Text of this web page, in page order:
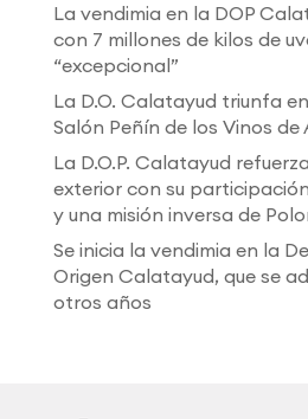
La vendimia en la DOP
con 7 millones de kilos de
“excepcional”
La D.O. Calatayud triunfa
Salón Peñín de los Vinos de
La D.O.P. Calatayud
exterior con su participación
y una misión inversa de
Se inicia la vendimia en la
Origen Calatayud, que se
otros años